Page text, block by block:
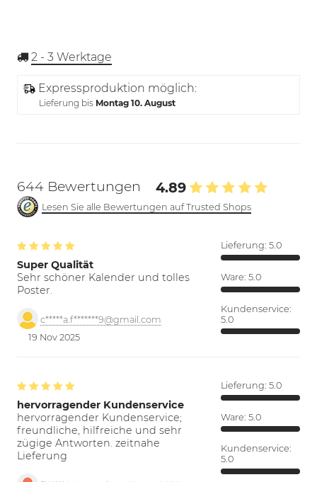
2 - 3 Werktage
Expressproduktion möglich:
Lieferung bis Montag 10. August
644 Bewertungen 4.89
Lesen Sie alle Bewertungen auf Trusted Shops
Super Qualität
Sehr schöner Kalender und tolles
Poster.
c*****a.f*******9@gmail.com
19 Nov 2025
Lieferung: 5.0
Ware: 5.0
Kundenservice:
5.0
hervorragender Kundenservice
hervorragender Kundenservice;
freundliche, hilfreiche und sehr
zügige Antworten. zeitnahe
Lieferung
Lieferung: 5.0
Ware: 5.0
Kundenservice:
5.0